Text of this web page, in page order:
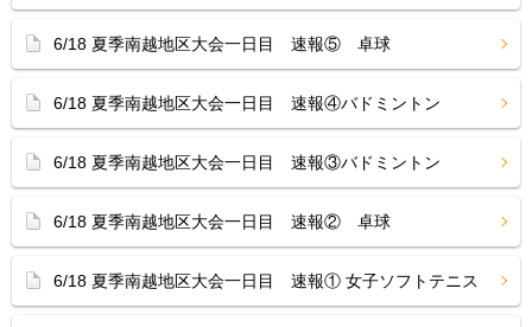
6/18 夏季南越地区大会一日目 速報⑤ 卓球
6/18 夏季南越地区大会一日目 速報④バドミントン
6/18 夏季南越地区大会一日目 速報③バドミントン
6/18 夏季南越地区大会一日目 速報② 卓球
6/18 夏季南越地区大会一日目 速報① 女子ソフトテニス